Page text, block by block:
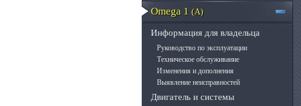
Omega 1 (A)
Информация для владельца
Руководство по эксплуатации
Техническое обслуживание
Изменения и дополнения
Выявление неисправностей
Двигатель и системы